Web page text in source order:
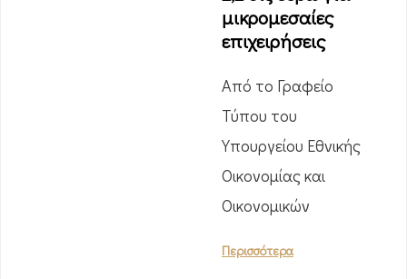
μικρομεσαίες
επιχειρήσεις
Από το Γραφείο
Τύπου του
Υπουργείου Εθνικής
Οικονομίας και
Οικονομικών
Περισσότερα